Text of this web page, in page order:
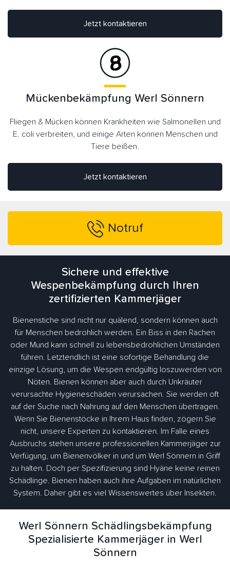
Jetzt kontaktieren
Jetzt kontaktieren
Mückenbekämpfung Werl Sönnern
Fliegen & Mücken können Krankheiten wie Salmonellen und
E. coli verbreiten, und einige Arten können Menschen und
Tiere beißen.
Notruf
Sichere und effektive
Wespenbekämpfung durch Ihren
zertifizierten Kammerjäger
Bienenstiche sind nicht nur quälend, sondern können auch
für Menschen bedrohlich werden. Ein Biss in den Rachen
oder Mund kann schnell zu lebensbedrohlichen Umständen
führen. Letztendlich ist eine sofortige Behandlung die
einzige Lösung, um die Wespen endgültig loszuwerden von
Nöten. Bienen können aber auch durch Unkräuter
verursachte Hygieneschäden verursachen. Sie werden oft
auf der Suche nach Nahrung auf den Menschen übertragen.
Wenn Sie Bienenstöcke in Ihrem Haus finden, zögern Sie
nicht, unsere Experten zu kontaktieren. Im Falle eines
Ausbruchs stehen unsere professionellen Kammerjäger zur
Verfügung, um Bienenvölker in und um Werl Sönnern in Griff
zu halten. Doch per Spezifizierung sind Hyäne keine reinen
Schädlinge. Bienen haben auch ihre Aufgaben im natürlichen
System. Daher gibt es viel Wissenswertes über Insekten.
Werl Sönnern Schädlingsbekämpfung
Spezialisierte Kammerjäger in Werl
Sönnern